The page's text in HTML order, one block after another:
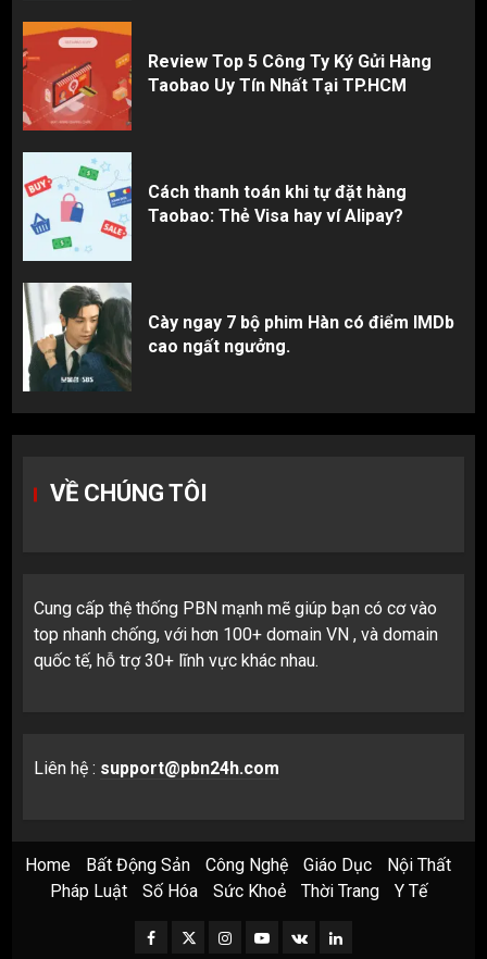
Review Top 5 Công Ty Ký Gửi Hàng
Taobao Uy Tín Nhất Tại TP.HCM
Cách thanh toán khi tự đặt hàng
Taobao: Thẻ Visa hay ví Alipay?
Cày ngay 7 bộ phim Hàn có điểm IMDb
cao ngất ngưởng.
VỀ CHÚNG TÔI
Cung cấp thệ thống PBN mạnh mẽ giúp bạn có cơ vào
top nhanh chống, với hơn 100+ domain VN , và domain
quốc tế, hỗ trợ 30+ lĩnh vực khác nhau.
Liên hệ : support@pbn24h.com
Home Bất Động Sản Công Nghệ Giáo Dục
Nội Thất
Pháp Luật
Số Hóa Sức Khoẻ Thời Trang Y Tế
Facebook
TwitterInstagram
Youtube
VK LinkedIn